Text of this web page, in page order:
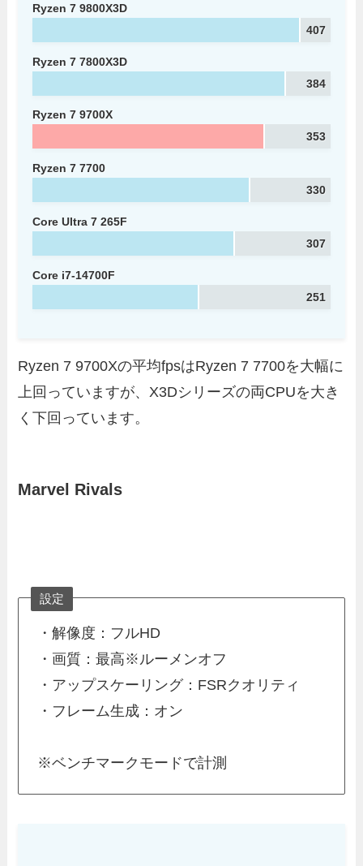
Ryzen 7 9800X3D
407
Ryzen 7 7800X3D
384
Ryzen 7 9700X
353
Ryzen 7 7700
330
Core Ultra 7 265F
307
Core i7-14700F
251
Ryzen 7 9700Xの平均fpsはRyzen 7 7700を大幅に
上回っていますが、X3Dシリーズの両CPUを大き
く下回っています。
Marvel Rivals
設定
・解像度：フルHD
・画質：最高※ルーメンオフ
・アップスケーリング：FSRクオリティ
・フレーム生成：オン
※ベンチマークモードで計測